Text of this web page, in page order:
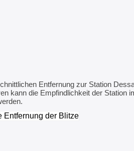
Entfernung zur Station
kann die Empfindlichkeit der Station